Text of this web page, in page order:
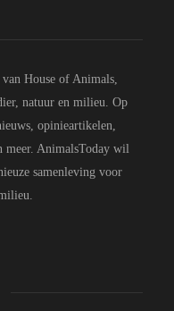
House of Animals,
natuur en milieu. Op
opinieartikelen,
meer. AnimalsToday wil
samenleving voor